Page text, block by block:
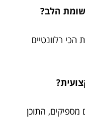
הלב?
הכי רלוונטיים
מספיקים, התוכן